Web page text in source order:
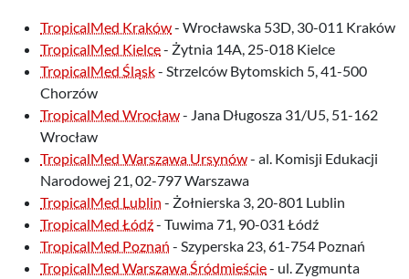
TropicalMed Kraków- Wrocławska 53D, 30-011 Kraków
TropicalMed Kielce- Żytnia 14A, 25-018 Kielce
TropicalMed Śląsk- Strzelców Bytomskich 5, 41-500
Chorzów
TropicalMed Wrocław- Jana Długosza 31/U5, 51-162
Wrocław
TropicalMed Warszawa Ursynów- al. Komisji Edukacji
Narodowej 21, 02-797 Warszawa
TropicalMed Lublin - Żołnierska 3, 20-801 Lublin
TropicalMed Łódź- Tuwima 71, 90-031 Łódź
TropicalMed Poznań - Szyperska 23, 61-754 Poznań
TropicalMed Warszawa Śródmieście- ul. Zygmunta